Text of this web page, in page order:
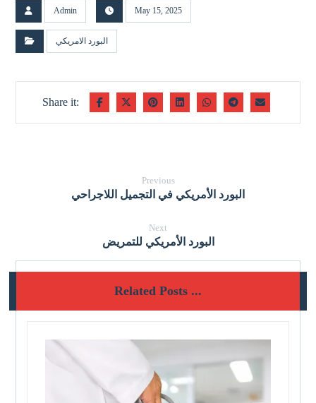
Admin May 15, 2025
البورد الامريكي
Previous
البورد الأمريكي في التجميل اللاجراحي
Next
البورد الأمريكي للتمريض
Related Posts ...